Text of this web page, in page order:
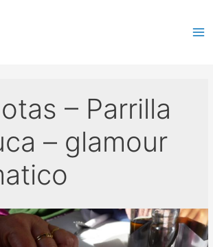
– Parrilla
– glamour